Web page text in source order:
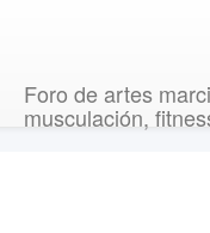
Foro de artes
musculación,